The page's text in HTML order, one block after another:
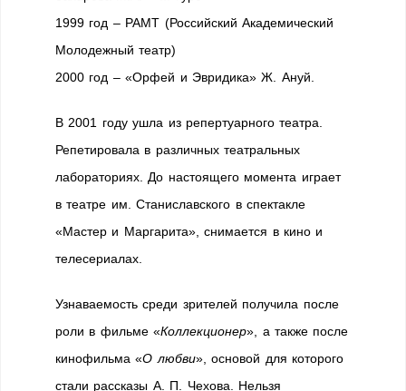
1999 год – РАМТ (Российский Академический
Молодежный театр)
2000 год – «Орфей и Эвридика» Ж. Ануй.
В 2001 году ушла из репертуарного театра.
Репетировала в различных театральных
лабораториях. До настоящего момента играет
в театре им. Станиславского в спектакле
«Мастер и Маргарита», снимается в кино и
телесериалах.
Узнаваемость среди зрителей получила после
роли в фильме «Коллекционер», а также после
кинофильма «О любви», основой для которого
стали рассказы А. П. Чехова. Нельзя